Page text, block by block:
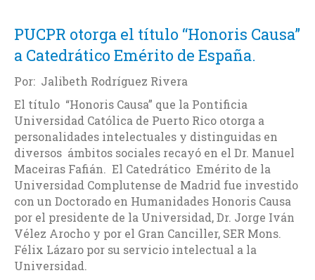
PUCPR otorga el título “Honoris Causa”
a Catedrático Emérito de España.
Por: Jalibeth Rodríguez Rivera
El título “Honoris Causa” que la Pontificia
Universidad Católica de Puerto Rico otorga a
personalidades intelectuales y distinguidas en
diversos ámbitos sociales recayó en el Dr. Manuel
Maceiras Fafián. El Catedrático Emérito de la
Universidad Complutense de Madrid fue investido
con un Doctorado en Humanidades Honoris Causa
por el presidente de la Universidad, Dr. Jorge Iván
Vélez Arocho y por el Gran Canciller, SER Mons.
Félix Lázaro por su servicio intelectual a la
Universidad.